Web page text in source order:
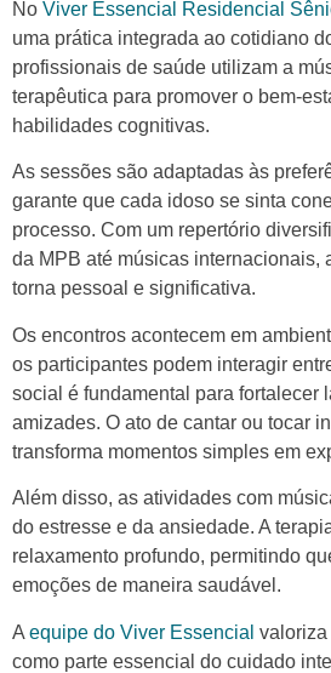
No Viver Essencial Residencial
uma prática integrada ao cotidiano
profissionais de saúde utilizam a
terapêutica para promover o bem-
habilidades cognitivas.
As sessões são adaptadas às
garante que cada idoso se sinta
processo. Com um repertório
da MPB até músicas internacionais,
torna pessoal e significativa.
Os encontros acontecem em
os participantes podem interagir
social é fundamental para fortalecer
amizades. O ato de cantar ou tocar
transforma momentos simples em
Além disso, as atividades com
do estresse e da ansiedade. A
relaxamento profundo, permitindo
emoções de maneira saudável.
A equipe do Viver Essencial valoriza
como parte essencial do cuidado